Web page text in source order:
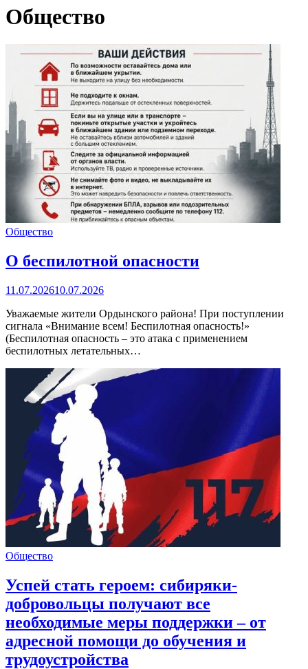
Общество
Общество
О беспилотной опасности
11.07.202610.07.2026
Уважаемые жители Ордынского района! При поступлении
сигнала «Внимание всем! Беспилотная опасность!»
(Беспилотная опасность – это атака с применением
беспилотных летательных…
Общество
Успей стать героем: сибиряки-
добровольцы получают все
необходимые меры поддержки – от
адресной помощи до обучения и
трудоустройства